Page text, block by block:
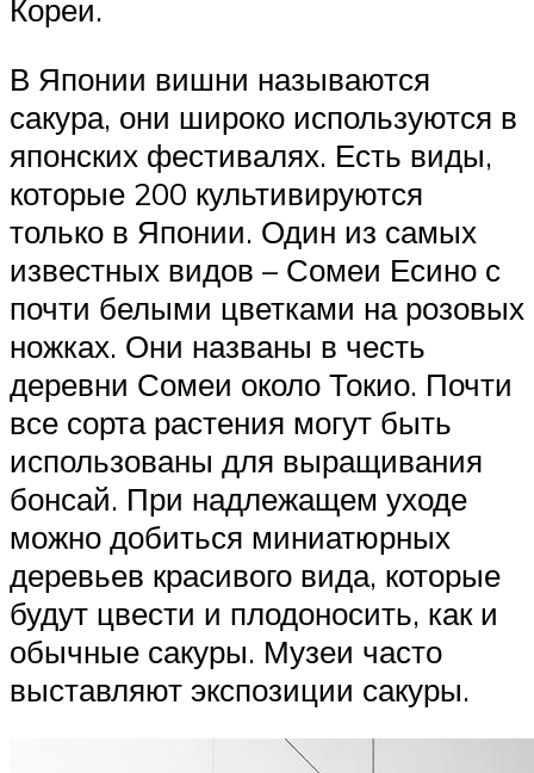
Кореи.
В Японии вишни называются
сакура, они широко используются в
японских фестивалях. Есть виды,
которые 200 культивируются
только в Японии. Один из самых
известных видов – Сомеи Есино с
почти белыми цветками на розовых
ножках. Они названы в честь
деревни Сомеи около Токио. Почти
все сорта растения могут быть
использованы для выращивания
бонсай. При надлежащем уходе
можно добиться миниатюрных
деревьев красивого вида, которые
будут цвести и плодоносить, как и
обычные сакуры. Музеи часто
выставляют экспозиции сакуры.